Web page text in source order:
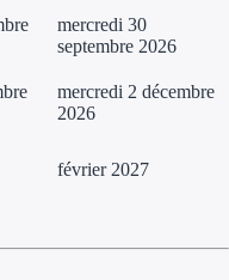
mercredi 30
septembre 2026
mercredi 2 décembre
2026
février 2027